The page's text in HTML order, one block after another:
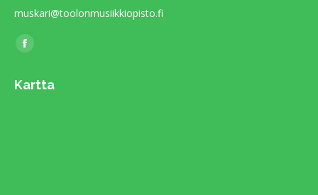
muskari@toolonmusiikkiopisto.fi
Find us on:
Facebook
opens
Kartta